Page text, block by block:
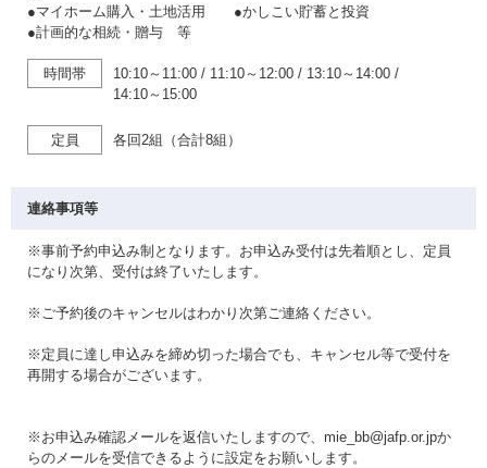
●マイホーム購入・土地活用 ●かしこい貯蓄と投資
●計画的な相続・贈与 等
時間帯 10:10～11:00 / 11:10～12:00 / 13:10～14:00 /
14:10～15:00
定員 各回2組（合計8組）
連絡事項等
※事前予約申込み制となります。お申込み受付は先着順とし、定員
になり次第、受付は終了いたします。
※ご予約後のキャンセルはわかり次第ご連絡ください。
※定員に達し申込みを締め切った場合でも、キャンセル等で受付を
再開する場合がございます。
※お申込み確認メールを返信いたしますので、mie_bb@jafp.or.jpか
らのメールを受信できるように設定をお願いします。